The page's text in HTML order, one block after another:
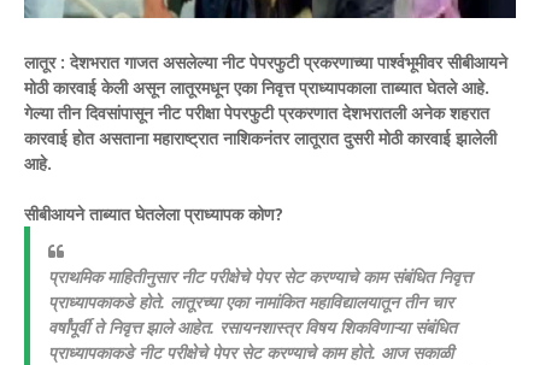
लातूर : देशभरात गाजत असलेल्या नीट पेपरफुटी प्रकरणाच्या पार्श्वभूमीवर सीबीआयने
मोठी कारवाई केली असून लातूरमधून एका निवृत्त प्राध्यापकाला ताब्यात घेतले आहे.
गेल्या तीन दिवसांपासून नीट परीक्षा पेपरफुटी प्रकरणात देशभरातली अनेक शहरात
कारवाई होत असताना महाराष्ट्रात नाशिकनंतर लातूरात दुसरी मोठी कारवाई झालेली
आहे.
सीबीआयने ताब्यात घेतलेला प्राध्यापक कोण?
प्राथमिक माहितीनुसार नीट परीक्षेचे पेपर सेट करण्याचे काम संबंधित निवृत्त
प्राध्यापकाकडे होते. लातूरच्या एका नामांकित महाविद्यालयातून तीन चार
वर्षांपूर्वी ते निवृत्त झाले आहेत. रसायनशास्त्र विषय शिकविणाऱ्या संबंधित
प्राध्यापकाकडे नीट परीक्षेचे पेपर सेट करण्याचे काम होते. आज सकाळी